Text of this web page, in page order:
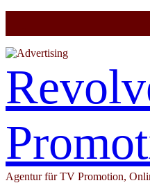
Agentur für TV Promotion,